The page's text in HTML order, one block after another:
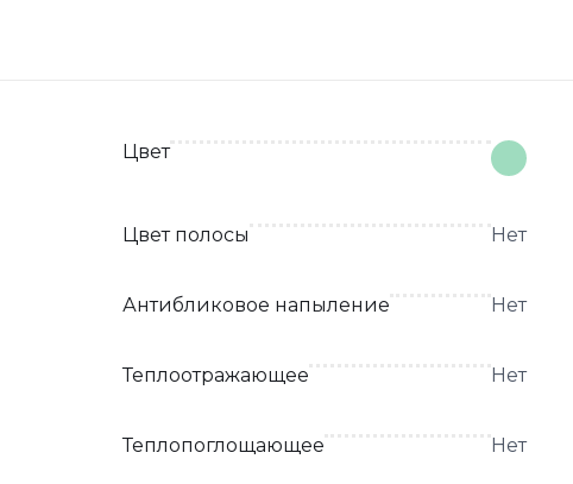
Цвет
Цвет полосы Нет
Антибликовое напыление Нет
Теплоотражающее Нет
Теплопоглощающее Нет